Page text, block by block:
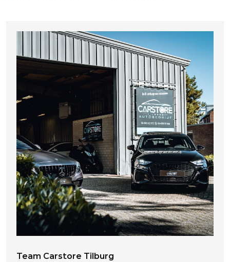
Team Carstore Tilburg